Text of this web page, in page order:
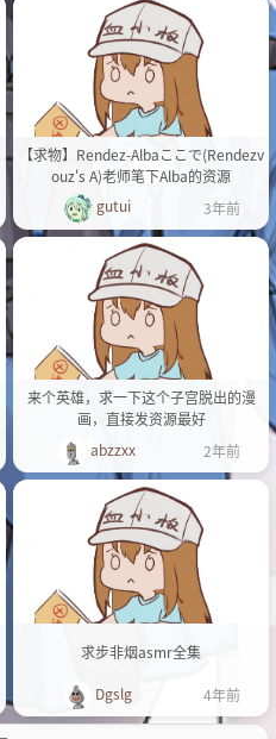
【求物】Rendez-Albaここで(Rendezv
ouz's A)老师笔下Alba的资源
gutui
3年前
来个英雄，求一下这个子宫脱出的漫
画，直接发资源最好
abzzxx
2年前
求步非烟asmr全集
Dgslg 4年前